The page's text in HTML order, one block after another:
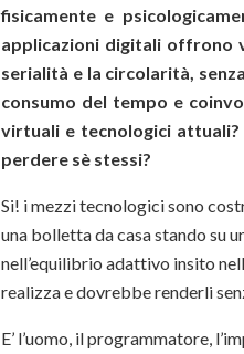
fisicamente e
applicazioni digitali offrono
serialità e la circolarità,
consumo del tempo e
virtuali e tecnologici
perdere sè stessi?
Si! i mezzi tecnologici sono
una bolletta da casa stando su
nell’equilibrio adattivo insito
realizza e dovrebbe renderli
E’ l’uomo, il programmatore,